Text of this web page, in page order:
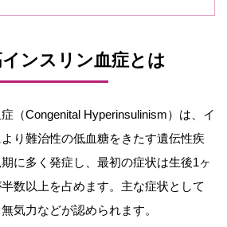
ンスリン血症とは
（Congenital Hyperinsulinism）は、イ
り難治性の低血糖をきたす遺伝性疾
に多く発症し、最初の症状は生後1ヶ
数以上を占めます。主な症状として
気力などが認められます。